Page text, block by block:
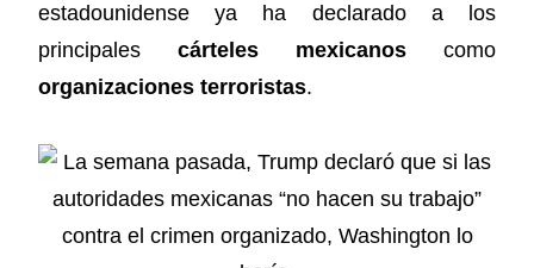
estadounidense ya ha declarado a los
principalescárteles mexicanoscomo
organizaciones terroristas.